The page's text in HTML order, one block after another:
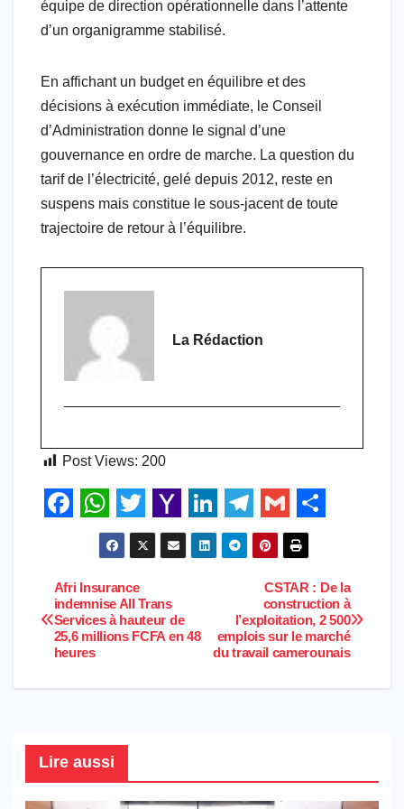
équipe de direction opérationnelle dans l’attente
d’un organigramme stabilisé.
En affichant un budget en équilibre et des
décisions à exécution immédiate, le Conseil
d’Administration donne le signal d’une
gouvernance en ordre de marche. La question du
tarif de l’électricité, gelé depuis 2012, reste en
suspens mais constitue le sous-jacent de toute
trajectoire de retour à l’équilibre.
La Rédaction
Post Views: 200
c
e
b
W
a
t
s
T
w
i
t
t
Y
a
o
o
L
i
e
T
e
e
g
G
m
a
i
l
S
h
a
r
e
Navigation
de
CSTAR : De la
construction à
l’exploitation, 2 500
emplois sur le marché
du travail camerounais
Afri Insurance
indemnise All Trans
Services à hauteur de
25,6 millions FCFA en 48
heures
Lire aussi